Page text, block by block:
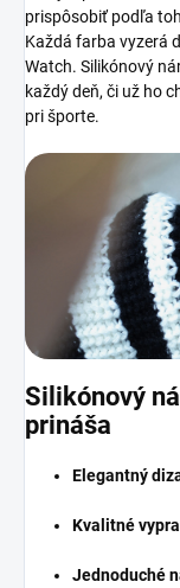
prispôsobiť podľa
Každá farba vyzerá
Watch. Silikónový
každý deň, či už ho
pri športe.
Silikónový
prináša
Elegantný
Kvalitné
Jednoduché